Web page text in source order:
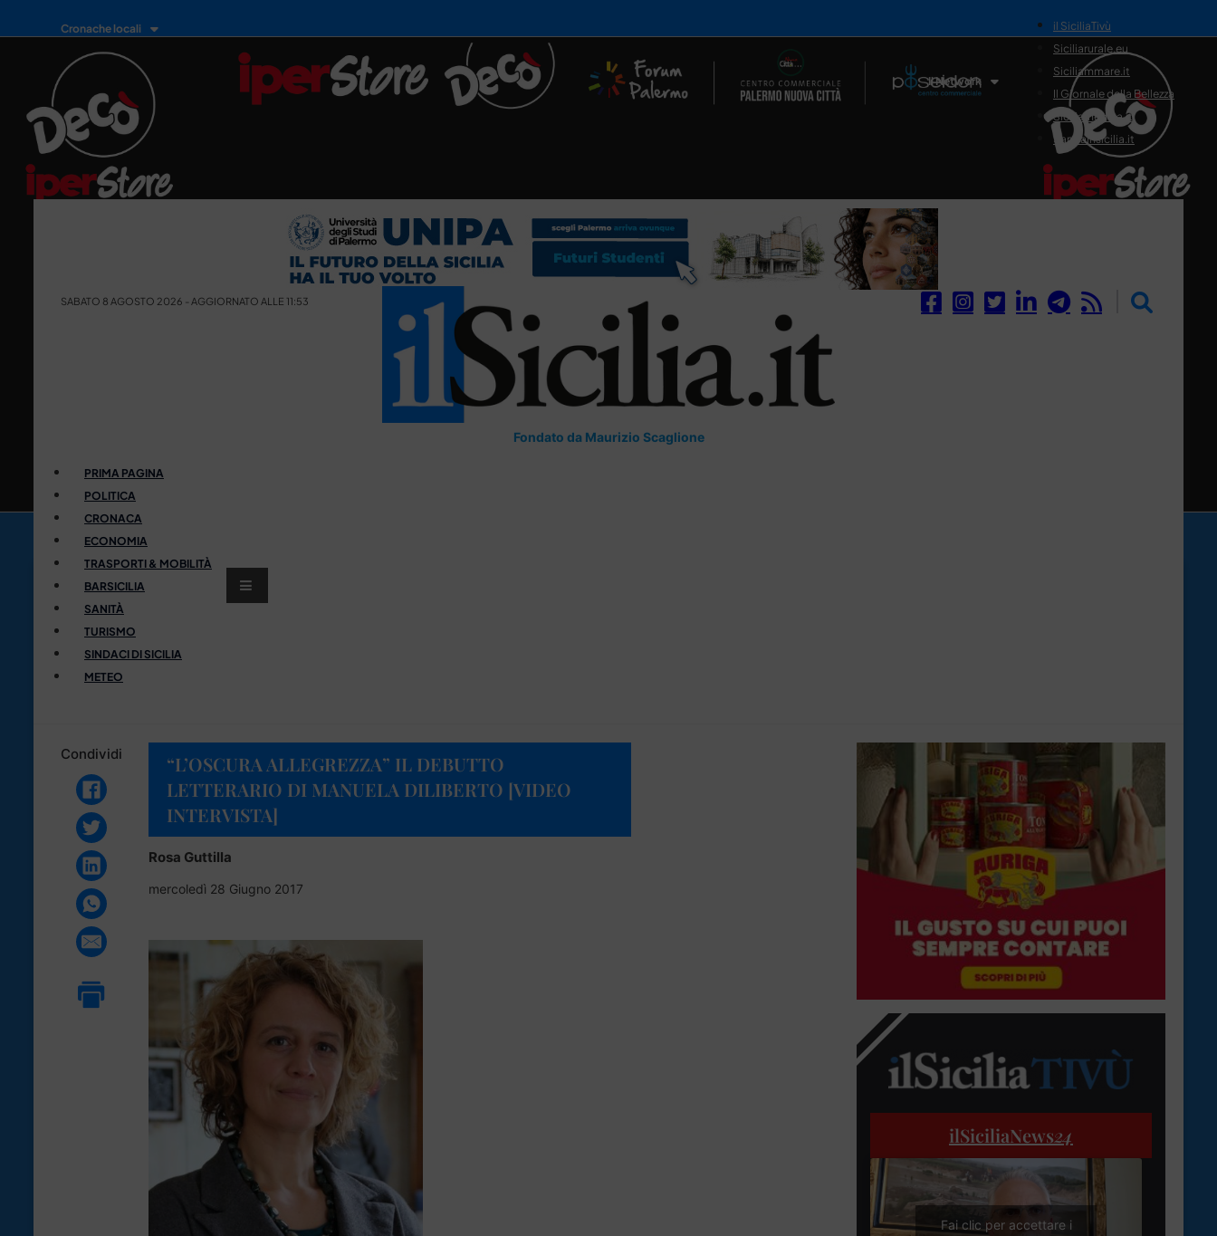
Cronache locali
Il Network
il SiciliaTivù
Siciliarurale.eu
Siciliammare.it
Il Giornale della Bellezza
Siciliamedica.it
Sanitainsicilia.it
SABATO 8 AGOSTO 2026 - AGGIORNATO ALLE 11:53
Fondato da Maurizio Scaglione
PRIMA PAGINA
POLITICA
CRONACA
ECONOMIA
TRASPORTI & MOBILITÀ
BARSICILIA
SANITÀ
TURISMO
SINDACI DI SICILIA
METEO
Condividi
“L’OSCURA ALLEGREZZA” IL DEBUTTO
LETTERARIO DI MANUELA DILIBERTO [VIDEO
INTERVISTA]
Rosa Guttilla
mercoledì 28 Giugno 2017
ilSiciliaNews24
Fai clic per accettare i